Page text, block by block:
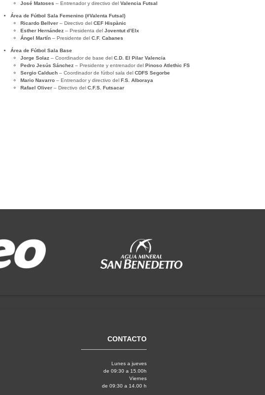
José Matoses – Entrenador y directivo delValencia Futsal
Área de Fútbol Sala Femenino (#Valenta Futsal)
Ricardo Bellver– Directivo delCEF Hispànic
Esther Hernández – Presidenta delJoventut d’Elx
Ángel Martín – Presidente delC.F. Cabanes
Área de Fútbol Sala Base
Jorge Solaz – Coordinador de base delC.D. El Pilar Valencia
Pedro Jesús Sánchez – Presidente y entrenador del
Pinoso Atlethic FS
Sergio Calduch – Coordinador de fútbol sala delCDFS Segorbe
Mario Navarro – Entrenador y directivo del
F.S. Alboraya
Rafael Oliver – Directivo delC.F.S. Futsacar
CONTACTO
Lunes a jueves
de 09:30 a 15.00h
Viernes
de 09:30 a 14.00 h